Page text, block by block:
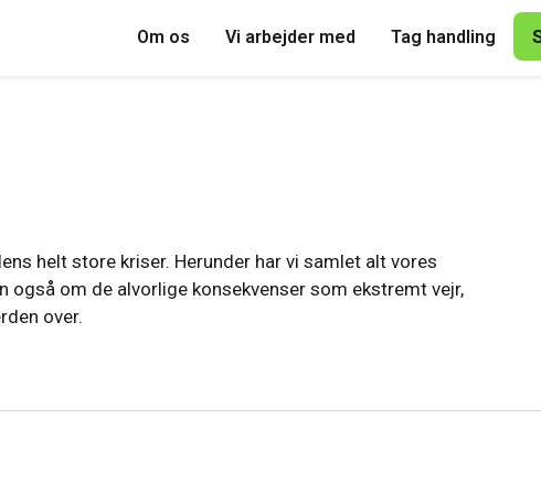
Om os Vi arbejder med Tag handling
helt store kriser. Herunder har vi samlet alt vores
også om de alvorlige konsekvenser som ekstremt vejr,
over.